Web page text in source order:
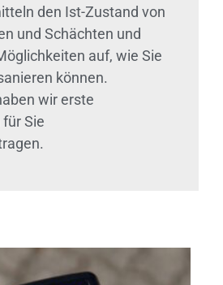
den Ist-Zustand von
und Schächten und
auf, wie Sie
können.
wir erste
Sie